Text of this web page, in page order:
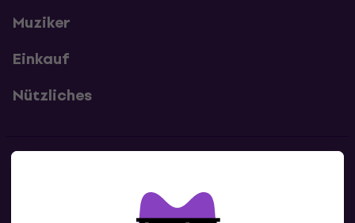
Muziker
Einkauf
Nützliches
Kontaktiere uns